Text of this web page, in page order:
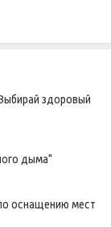
здоровый
дыма"
оснащению мест